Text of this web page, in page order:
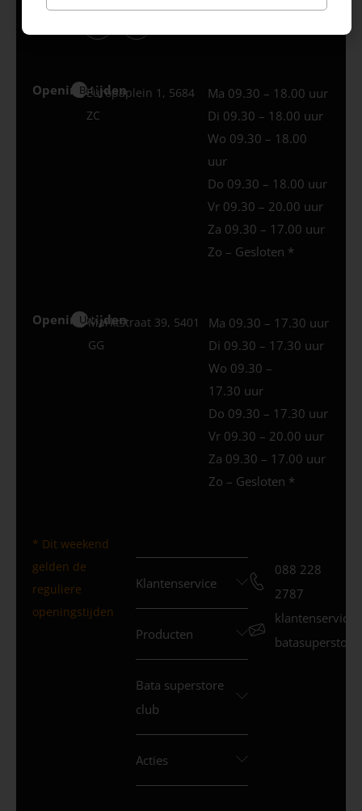
Openingstijden
Best
Europaplein 1, 5684
ZC
Ma 09.30 – 18.00 uur
Di 09.30 – 18.00 uur
Wo 09.30 – 18.00
uur
Do 09.30 – 18.00 uur
Vr 09.30 – 20.00 uur
Za 09.30 – 17.00 uur
Zo – Gesloten *
Openingstijden
Uden
Marktstraat 39, 5401
GG
Ma 09.30 – 17.30 uur
Di 09.30 – 17.30 uur
Wo 09.30 –
17.30 uur
Do 09.30 – 17.30 uur
Vr 09.30 – 20.00 uur
Za 09.30 – 17.00 uur
Zo – Gesloten *
* Dit weekend
gelden de
reguliere
openingstijden
Klantenservice
Producten
Bata superstore
club
Acties
088 228
2787